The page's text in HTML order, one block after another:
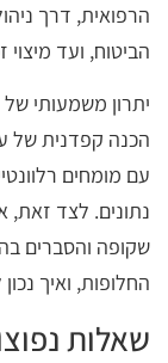
הרפואית, דרך
הביטוח, ועד מיצוי
יתרון משמעותי
הכנה קפדנית של
עם מומחים
נתונים. לצד זאת,
שקופה והסברים
החלופות, ואיך
שאלות